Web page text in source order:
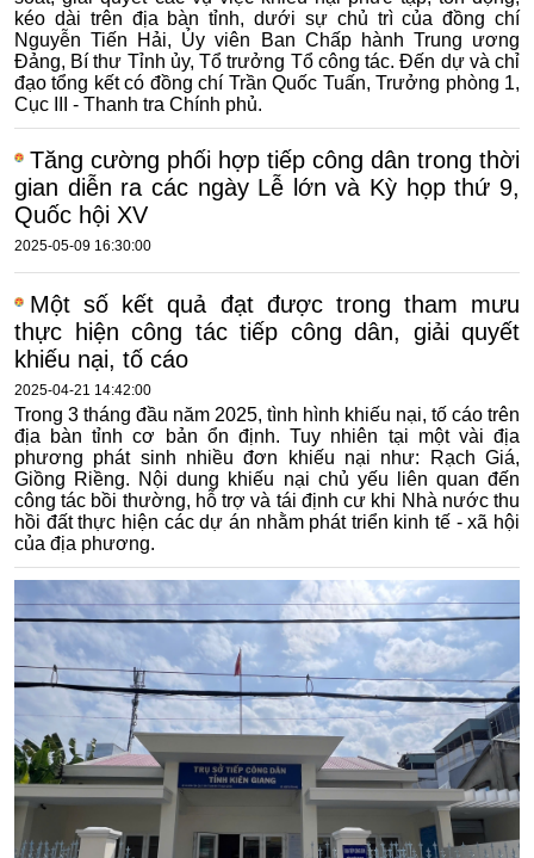
kéo dài trên địa bàn tỉnh, dưới sự chủ trì của đồng chí
Nguyễn Tiến Hải, Ủy viên Ban Chấp hành Trung ương
Đảng, Bí thư Tỉnh ủy, Tổ trưởng Tổ công tác. Đến dự và chỉ
đạo tổng kết có đồng chí Trần Quốc Tuấn, Trưởng phòng 1,
Cục III - Thanh tra Chính phủ.
Tăng cường phối hợp tiếp công dân trong thời
gian diễn ra các ngày Lễ lớn và Kỳ họp thứ 9,
Quốc hội XV
2025-05-09 16:30:00
Một số kết quả đạt được trong tham mưu
thực hiện công tác tiếp công dân, giải quyết
khiếu nại, tố cáo
2025-04-21 14:42:00
Trong 3 tháng đầu năm 2025, tình hình khiếu nại, tố cáo trên
địa bàn tỉnh cơ bản ổn định. Tuy nhiên tại một vài địa
phương phát sinh nhiều đơn khiếu nại như: Rạch Giá,
Giồng Riềng. Nội dung khiếu nại chủ yếu liên quan đến
công tác bồi thường, hỗ trợ và tái định cư khi Nhà nước thu
hồi đất thực hiện các dự án nhằm phát triển kinh tế - xã hội
của địa phương.